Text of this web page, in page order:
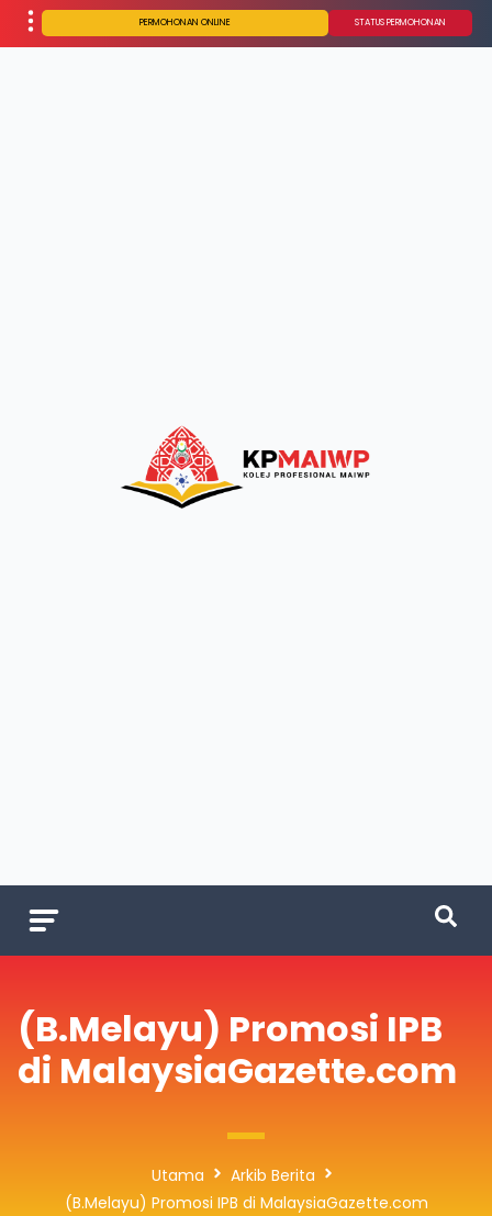
PERMOHONAN ONLINE STATUS PERMOHONAN
(B.Melayu) Promosi IPB
di MalaysiaGazette.com
Utama
Arkib Berita
(B.Melayu) Promosi IPB di MalaysiaGazette.com